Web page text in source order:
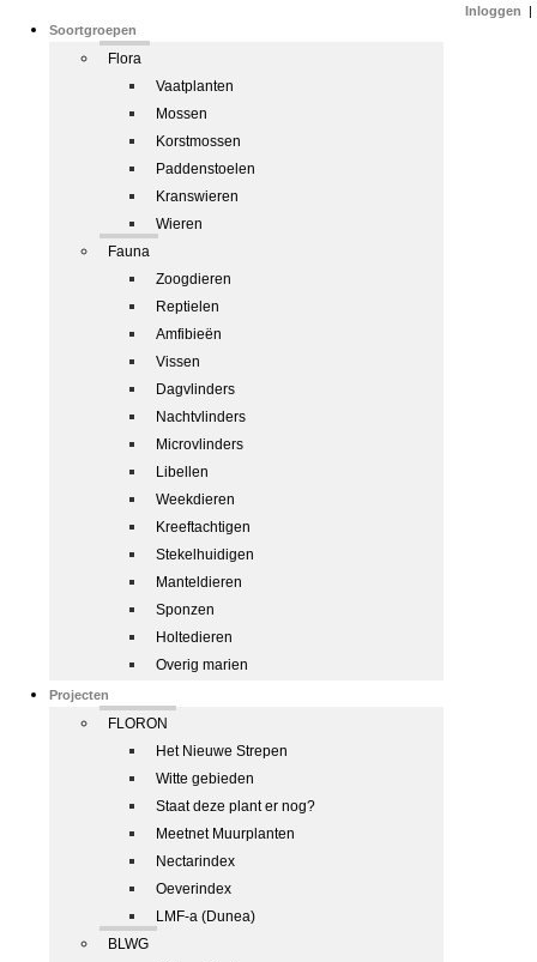
Soortgroepen
Flora
Vaatplanten
Mossen
Korstmossen
Paddenstoelen
Kranswieren
Wieren
Fauna
Zoogdieren
Reptielen
Amfibieën
Vissen
Dagvlinders
Nachtvlinders
Microvlinders
Libellen
Weekdieren
Kreeftachtigen
Stekelhuidigen
Manteldieren
Sponzen
Holtedieren
Overig marien
Projecten
FLORON
Het Nieuwe Strepen
Witte gebieden
Staat deze plant er nog?
Meetnet Muurplanten
Nectarindex
Oeverindex
LMF-a (Dunea)
BLWG
Inloggen |